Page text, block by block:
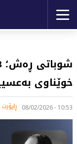
خوێناوی
10:53 - 08/02/2026 ڕاپۆرت